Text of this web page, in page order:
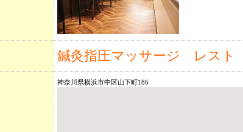
鍼灸指圧マッサージ レスト
神奈川県横浜市中区山下町186